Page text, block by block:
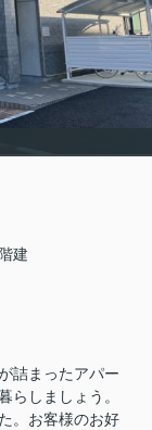
建
詰まったアパー
らしましょう。
。お客様のお好